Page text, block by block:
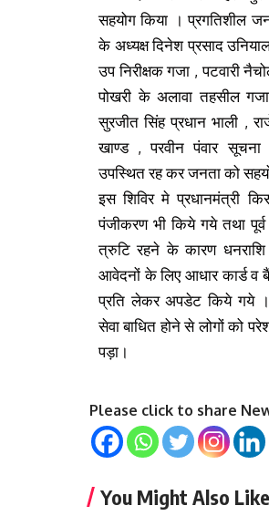
सहयोग किया । प्रगतिशील
के अध्यक्ष दिनेश प्रसाद उनियाल
उप निरीक्षक गजा , पटवारी
पोखरी के अलावा तहसील
सुरजीत सिंह प्रधान भाली ,
खाण्ड , परवीन पंवार
उपस्थित रह कर जनता को
इस शिविर मे प्रधानमंत्री
पंजीकरण भी किये गये तथा
त्रुटि रहने के कारण
आवेदनों के लिए आधार कार्ड व
प्रति लेकर अपडेट किये गये
सेवा बाधित होने से लोगों को
पड़ा।
Please click to share
You Might Also Like